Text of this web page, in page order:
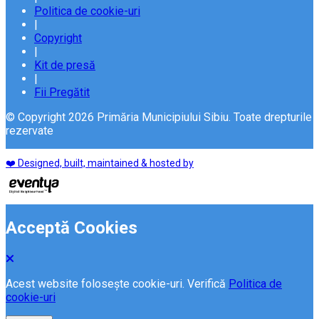
Politica de cookie-uri
|
Copyright
|
Kit de presă
|
Fii Pregătit
© Copyright 2026 Primăria Municipiului Sibiu. Toate drepturile
rezervate
❤️ Designed, built, maintained & hosted by
Acceptă Cookies
Acest website folosește cookie-uri. Verifică Politica de
cookie-uri